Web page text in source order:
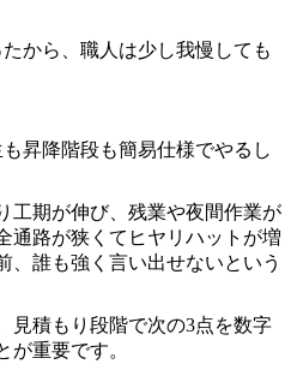
たから、職人は少し我慢しても
も昇降階段も簡易仕様でやるし
工期が伸び、残業や夜間作業が
通路が狭くてヒヤリハットが増
、誰も強く言い出せないという
見積もり段階で次の3点を数字
が重要です。